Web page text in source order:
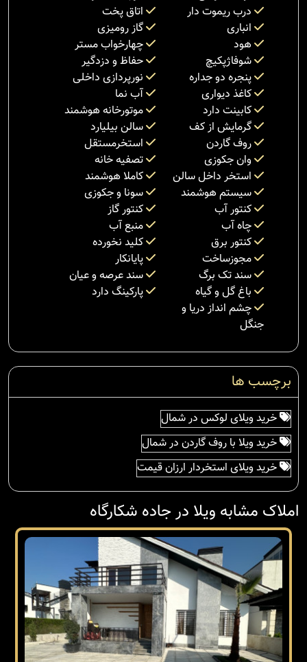
درب ریموت دار
اتاق پخت
انباری
گاز رومیزی
هود
چهارخواب مستر
شوفاژپکیچ
حفاظ و دزدگیر
پنجره دو جداره
نورپردازی داخلی
کاغذ دیواری
آب نما
کابینت دارد
موتورخانه هوشمند
گرمایش از کف
سالن بیلیارد
روف گاردن
استخرمستقل
وان جکوزی
تصفیه خانه
استخر داخل سالن
کاملا هوشمند
سیستم هوشمند
سونا و جکوزی
کنتور آب
کنتور گاز
چاه آب
منبع آب
کنتور برق
کلید نخورده
مجوزساخت
پایانکار
سند تک برگ
سند عرصه و عیان
باغ گل و گیاه
پارکینگ دارد
چشم انداز دریا و
جنگل
برچسب ها
خرید ویلای لوکس در شمال
خرید ویلا با روف گاردن در شمال
خرید ویلای استخردار ارزان قیمت
املاک مشابه ویلا در جاده شکارگاه